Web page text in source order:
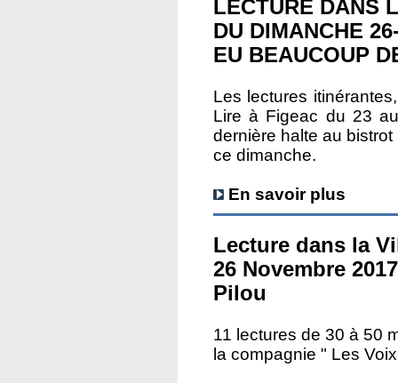
LECTURE DANS
DU DIMANCHE
EU BEAUCOUP
Les lectures
Lire à Figeac du 23
dernière halte au
ce dimanche.
En savoir plus
Lecture dans la
26 Novembre
Pilou
11 lectures de 30 à 50
la compagnie " Les